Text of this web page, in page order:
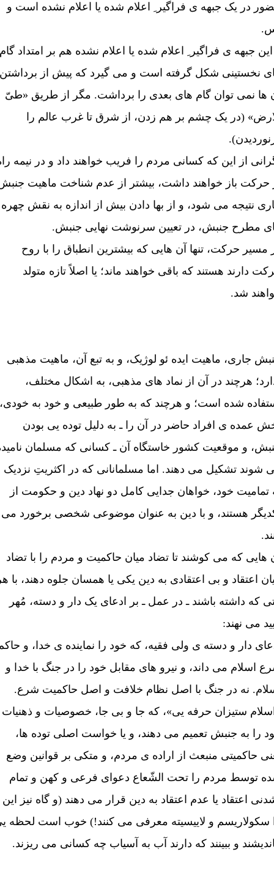
در يک جبهه ی فراگير ِ اعلام شده يا اعلام نشده است و
جبهه ی فراگير ِ اعلام شده يا اعلام نشده هم بر امتداد گام
نخستينی شکل گرفته است و می گيرد که پيش از برداشتن
ها نمی توان گام های بعدی را برداشت. مگر از طريق «طیّ
(در يک چشم بر هم زدن، از شرق تا غرب عالم را
از اين که کسانی مردم را فريب خواهند داد و در نيمه
حرکت باز خواهند داشت، بيشتر از عدم شناخت ماهيت
نتيجه می شود، و از بها دادن بيش از اندازه به نقش چهره
مطرح جنبش، در تعيين سرنوشت نهایی جنبش.
مسير حرکت، تنها آن هايی که بيشترين انطباق را با روح
دارند هستند که باقی خواهند ماند؛ يا اصلاً تازه متولد
شد.
جاری، ماهيت ايده ئو لوژيک، و به تبع آن، ماهيت مذهبی
هرچند در آن از نماد های مذهبی، به اشکال مختلف،
شده است؛ و هرچند که به طور طبيعی و خود به خودی،
عمده ی افراد حاضر در آن را ـ به دليل توده يی بودن
و موقعيت کشور خاستگاه آن ـ کسانی که مسلمان
شوند تشکيل می دهند. اما مسلمانانی که در اکثريتِ نزديک
تماميت خود، خواهان جدايی کامل دو نهاد دين و حکومت از
هستند، و با دين به عنوان موضوعی شخصی برخورد می
هايی که می کوشند تا تضاد ميان حاکميت و مردم را با تضاد
اعتقاد و بی اعتقادی به دين يکی یا همسان جلوه دهند، با
که داشته باشند ـ در عمل ـ بر ادعای يک دار و دسته، مُهر
می نهند:
دار و دسته ی ولی فقيه، که خود را نماينده ی خدا، و
اسلام می داند، و نيرو های مقابل خود را در جنگ با خدا و
نه در جنگ با اصل نظام خلافت و اصل حاکميت شرع.
ستيزان حرفه يی»، که جا و بی جا، خصوصيات و ذهنیات
را به جنبش تعميم می دهند، و يا خواست اصلی توده ها،
حاکميتی منبعث از اراده ی مردم، و متکی بر قوانين وضع
توسط مردم را تحت الشّعاع دعوای فرعی و کهن و تمام
اعتقاد يا عدم اعتقاد به دين قرار می دهند (و گاه نيز اين
سکولاريسم و لاييسيته معرفی می کنند!) خوب است لحظه
و ببينند که دارند آب به آسياب چه کسانی می ريزند.